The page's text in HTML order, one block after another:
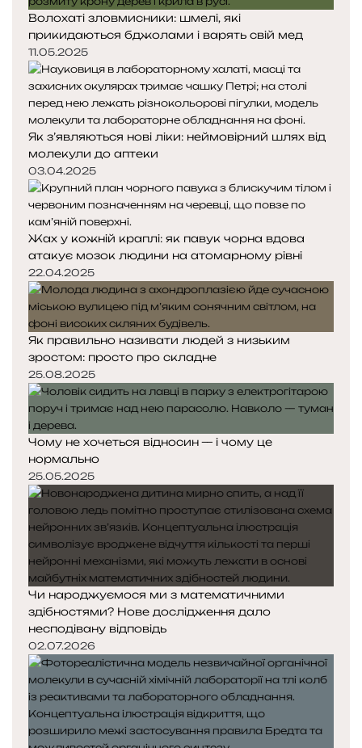
в
а
н
н
я
т
а
н
е
з
л
а
м
н
и
й
д
у
х
Волохаті зловмисники: шмелі, які
прикидаються бджолами і варять свій мед
11.05.2025
Як з’являються нові ліки: неймовірний шлях від
молекули до аптеки
03.04.2025
Жах у кожній краплі: як павук чорна вдова
атакує мозок людини на атомарному рівні
22.04.2025
Як правильно називати людей з низьким
зростом: просто про складне
25.08.2025
Чому не хочеться відносин — і чому це
нормально
25.05.2025
Чи народжуємося ми з математичними
здібностями? Нове дослідження дало
несподівану відповідь
02.07.2026